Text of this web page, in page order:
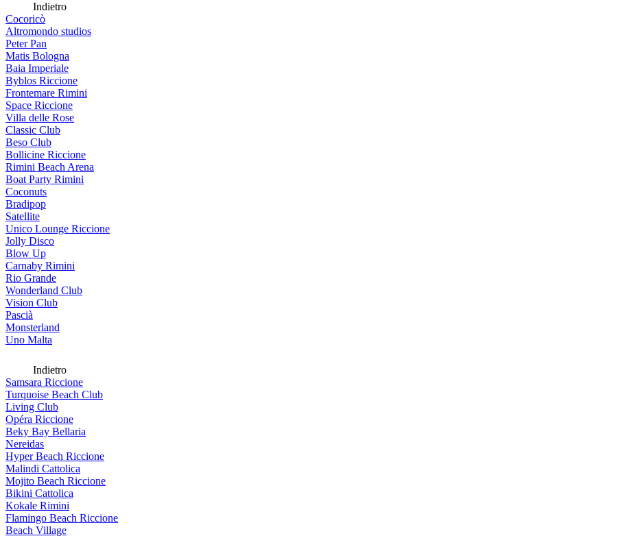
Indietro
Cocoricò
Altromondo studios
Peter Pan
Matis Bologna
Baia Imperiale
Byblos Riccione
Frontemare Rimini
Space Riccione
Villa delle Rose
Classic Club
Beso Club
Bollicine Riccione
Rimini Beach Arena
Boat Party Rimini
Coconuts
Bradipop
Satellite
Unico Lounge Riccione
Jolly Disco
Blow Up
Carnaby Rimini
Rio Grande
Wonderland Club
Vision Club
Pascià
Monsterland
Uno Malta
Indietro
Samsara Riccione
Turquoise Beach Club
Living Club
Opéra Riccione
Beky Bay Bellaria
Nereidas
Hyper Beach Riccione
Malindi Cattolica
Mojito Beach Riccione
Bikini Cattolica
Kokale Rimini
Flamingo Beach Riccione
Beach Village